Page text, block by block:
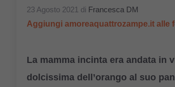
23 Agosto 2021 di Francesca DM
Aggiungi amoreaquattrozampe.it alle
La mamma incinta era andata in
dolcissima dell’orango al suo